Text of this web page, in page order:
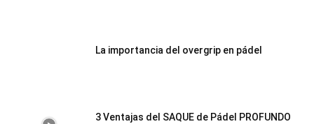
La importancia del overgrip en pádel
3 Ventajas del SAQUE de Pádel PROFUNDO